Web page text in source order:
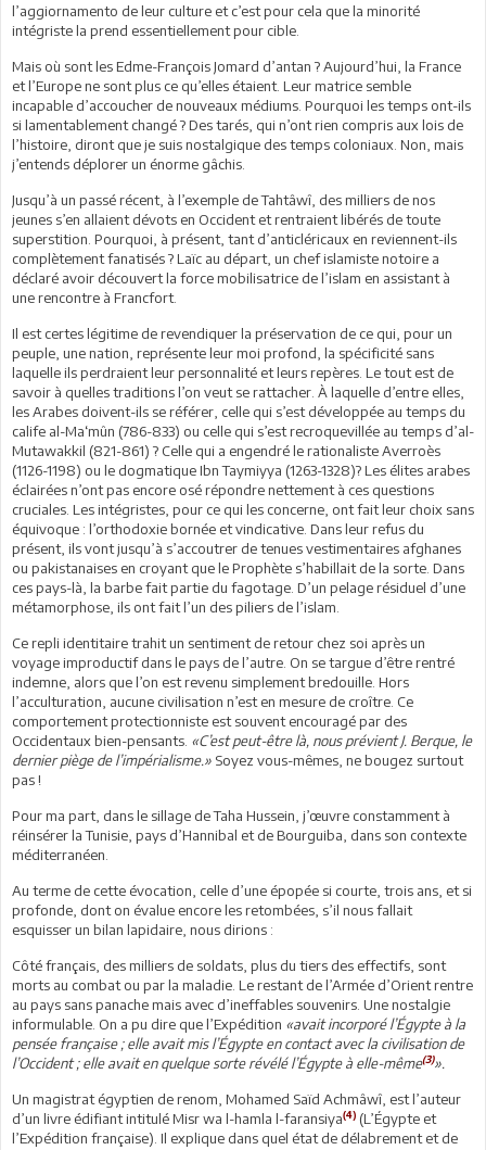
l’aggiornamento de leur culture et c’est pour cela que la minorité
intégriste la prend essentiellement pour cible.
Mais où sont les Edme-François Jomard d’antan ? Aujourd’hui, la France
et l’Europe ne sont plus ce qu’elles étaient. Leur matrice semble
incapable d’accoucher de nouveaux médiums. Pourquoi les temps ont-ils
si lamentablement changé ? Des tarés, qui n’ont rien compris aux lois de
l’histoire, diront que je suis nostalgique des temps coloniaux. Non, mais
j’entends déplorer un énorme gâchis.
Jusqu’à un passé récent, à l’exemple de Tahtâwî, des milliers de nos
jeunes s’en allaient dévots en Occident et rentraient libérés de toute
superstition. Pourquoi, à présent, tant d’anticléricaux en reviennent-ils
complètement fanatisés ? Laïc au départ, un chef islamiste notoire a
déclaré avoir découvert la force mobilisatrice de l’islam en assistant à
une rencontre à Francfort.
Il est certes légitime de revendiquer la préservation de ce qui, pour un
peuple, une nation, représente leur moi profond, la spécificité sans
laquelle ils perdraient leur personnalité et leurs repères. Le tout est de
savoir à quelles traditions l’on veut se rattacher. À laquelle d’entre elles,
les Arabes doivent-ils se référer, celle qui s’est développée au temps du
calife al-Ma‘mûn (786-833) ou celle qui s’est recroquevillée au temps d’al-
Mutawakkil (821-861) ? Celle qui a engendré le rationaliste Averroès
(1126-1198) ou le dogmatique Ibn Taymiyya (1263-1328)? Les élites arabes
éclairées n’ont pas encore osé répondre nettement à ces questions
cruciales. Les intégristes, pour ce qui les concerne, ont fait leur choix sans
équivoque : l’orthodoxie bornée et vindicative. Dans leur refus du
présent, ils vont jusqu’à s’accoutrer de tenues vestimentaires afghanes
ou pakistanaises en croyant que le Prophète s’habillait de la sorte. Dans
ces pays-là, la barbe fait partie du fagotage. D’un pelage résiduel d’une
métamorphose, ils ont fait l’un des piliers de l’islam.
Ce repli identitaire trahit un sentiment de retour chez soi après un
voyage improductif dans le pays de l’autre. On se targue d’être rentré
indemne, alors que l’on est revenu simplement bredouille. Hors
l’acculturation, aucune civilisation n’est en mesure de croître. Ce
comportement protectionniste est souvent encouragé par des
Occidentaux bien-pensants. «C’est peut-être là, nous prévient J. Berque, le
dernier piège de l’impérialisme.» Soyez vous-mêmes, ne bougez surtout
pas !
Pour ma part, dans le sillage de Taha Hussein, j’œuvre constamment à
réinsérer la Tunisie, pays d’Hannibal et de Bourguiba, dans son contexte
méditerranéen.
Au terme de cette évocation, celle d’une épopée si courte, trois ans, et si
profonde, dont on évalue encore les retombées, s’il nous fallait
esquisser un bilan lapidaire, nous dirions :
Côté français, des milliers de soldats, plus du tiers des effectifs, sont
morts au combat ou par la maladie. Le restant de l’Armée d’Orient rentre
au pays sans panache mais avec d’ineffables souvenirs. Une nostalgie
informulable. On a pu dire que l’Expédition «avait incorporé l’Égypte à la
pensée française ; elle avait mis l’Égypte en contact avec la civilisation de
l’Occident ; elle avait en quelque sorte révélé l’Égypte à elle-même(3)».
Un magistrat égyptien de renom, Mohamed Saïd Achmâwî, est l’auteur
d’un livre édifiant intitulé Misr wa l-hamla l-faransiya(4) (L’Égypte et
l’Expédition française). Il explique dans quel état de délabrement et de